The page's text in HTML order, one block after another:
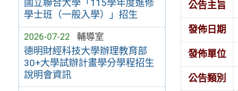
國立聯合大學「115學年度進修
學士班（一般入學）」招生
2026-07-22 輔導室
德明財經科技大學辦理教育部
30+大學試辦計畫學分學程招生
說明會資訊
公告主旨
發佈日期
發佈單位
公告類別